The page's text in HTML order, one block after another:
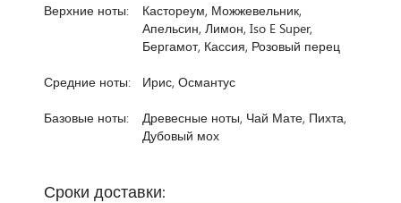
Сроки доставки:
Верхние ноты:
Кастореум, Можжевельник,
Апельсин, Лимон, Iso E Super,
Бергамот, Кассия, Розовый перец
Средние ноты: Ирис, Османтус
Базовые ноты:
Древесные ноты, Чай Мате, Пихта,
Дубовый мох